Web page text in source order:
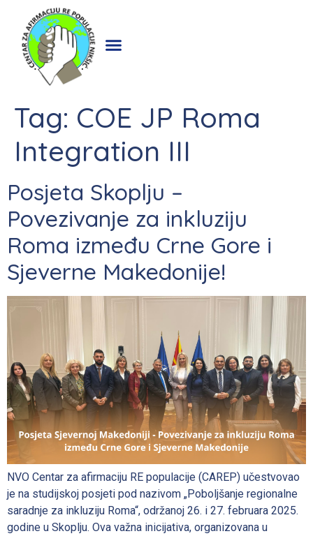
Tag: COE JP Roma
Integration III
Posjeta Skoplju –
Povezivanje za inkluziju
Roma između Crne Gore i
Sjeverne Makedonije!
NVO Centar za afirmaciju RE populacije (CAREP) učestvovao
je na studijskoj posjeti pod nazivom „Poboljšanje regionalne
saradnje za inkluziju Roma“, održanoj 26. i 27. februara 2025.
godine u Skoplju. Ova važna inicijativa, organizovana u